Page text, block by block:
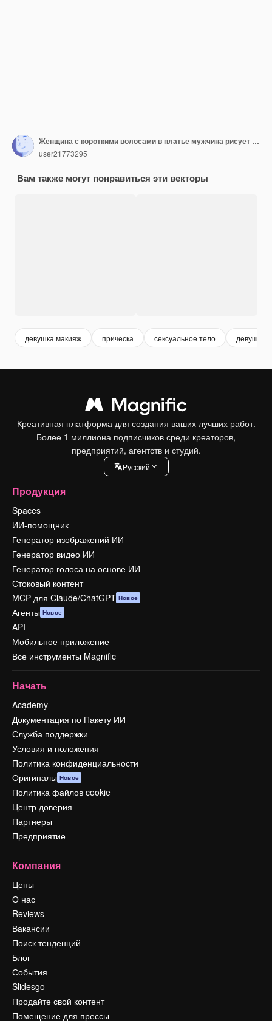
Женщина с короткими волосами в платье мужчина рисует линейную мультяшную раскраску
user21773295
Вам также могут понравиться эти векторы
девушка макияж прическа сексуальное тело девушка
Креативная платформа для создания ваших лучших работ.
Более 1 миллиона подписчиков среди креаторов,
предприятий, агентств и студий.
Pусский
Продукция
Spaces
ИИ-помощник
Генератор изображений ИИ
Генератор видео ИИ
Генератор голоса на основе ИИ
Стоковый контент
MCP для Claude/ChatGPT Новое
Агенты Новое
API
Мобильное приложение
Все инструменты Magnific
Начать
Academy
Документация по Пакету ИИ
Служба поддержки
Условия и положения
Политика конфиденциальности
Оригиналы Новое
Политика файлов cookie
Центр доверия
Партнеры
Предприятие
Компания
Цены
О нас
Reviews
Вакансии
Поиск тенденций
Блог
События
Slidesgo
Продайте свой контент
Помещение для прессы